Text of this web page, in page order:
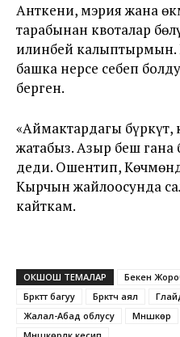
Анткени, мэрия жана
тарабынан квоталар
илинбей калыптырмын.
башка нерсе себеп
берген.
«Аймактардагы
жатабыз. Азыр беш гана
деди. Ошентип,
Кырчын жайлоосунда
кайткам.
ОКШОШ ТЕМАЛАР Бекен
Бүркүттү багуу
Бүркүтчү аял
Жалал-Абад облусу
Мүнүшкөр